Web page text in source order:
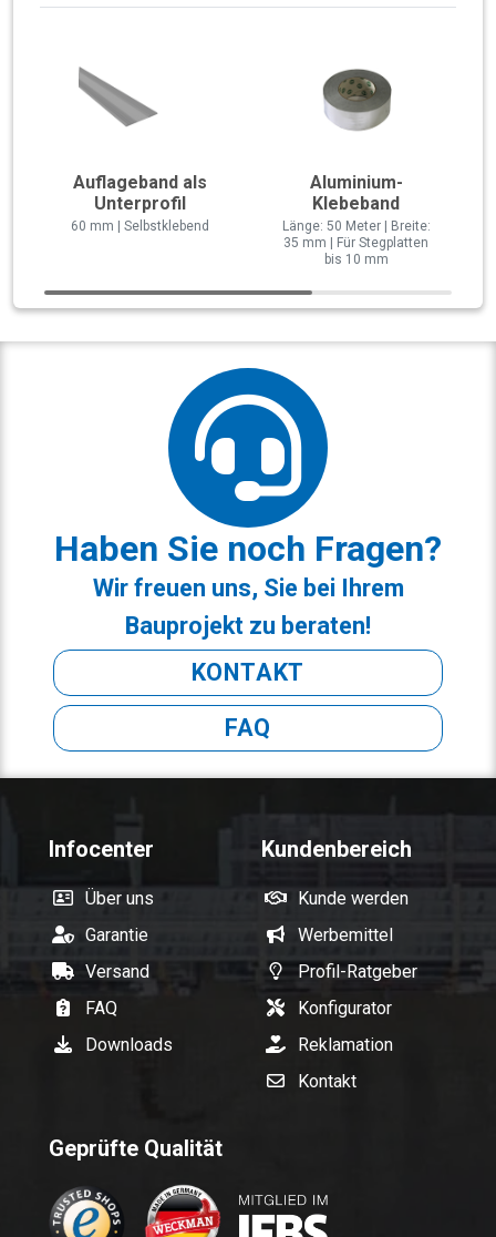
Auflageband als
Unterprofil
60 mm | Selbstklebend
Aluminium-
Klebeband
Länge: 50 Meter | Breite:
35 mm | Für Stegplatten
bis 10 mm
Haben Sie noch Fragen?
Wir freuen uns, Sie bei Ihrem
Bauprojekt zu beraten!
KONTAKT
FAQ
Infocenter
Über uns
Garantie
Versand
FAQ
Downloads
Kundenbereich
Kunde werden
Werbemittel
Profil-Ratgeber
Konfigurator
Reklamation
Kontakt
Geprüfte Qualität